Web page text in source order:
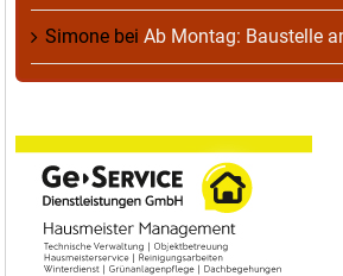
Simone bei Ab Montag: Baustelle